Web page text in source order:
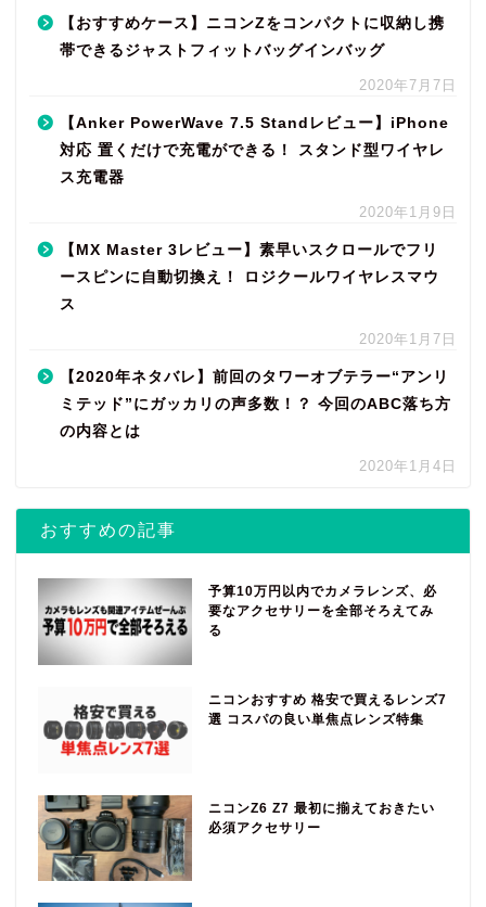
【おすすめケース】ニコンZをコンパクトに収納し携
帯できるジャストフィットバッグインバッグ
2020年7月7日
【Anker PowerWave 7.5 Standレビュー】iPhone
対応 置くだけで充電ができる！ スタンド型ワイヤレ
ス充電器
2020年1月9日
【MX Master 3レビュー】素早いスクロールでフリ
ースピンに自動切換え！ ロジクールワイヤレスマウ
ス
2020年1月7日
【2020年ネタバレ】前回のタワーオブテラー“アンリ
ミテッド”にガッカリの声多数！？ 今回のABC落ち方
の内容とは
2020年1月4日
おすすめの記事
予算10万円以内でカメラレンズ、必
要なアクセサリーを全部そろえてみ
る
ニコンおすすめ 格安で買えるレンズ7
選 コスパの良い単焦点レンズ特集
ニコンZ6 Z7 最初に揃えておきたい
必須アクセサリー